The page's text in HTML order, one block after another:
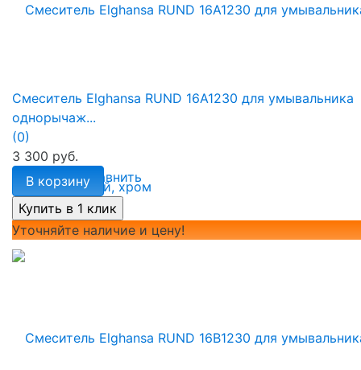
избранное сравнить
Смеситель Elghansa RUND 16A1230 для умывальника
однорычаж...
(0)
3 300 руб.
В корзину
Уточняйте наличие и цену!